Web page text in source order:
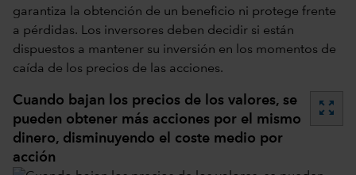
garantiza la obtención de un beneficio ni protege frente
a pérdidas. Los inversores deben decidir si están
dispuestos a mantener su inversión en los momentos de
caída de los precios de las acciones.
Cuando bajan los precios de los valores, se
pueden obtener más acciones por el mismo
dinero, disminuyendo el coste medio por
acción
zoom_out_map